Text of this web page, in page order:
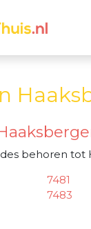
behoren tot
7481
7483